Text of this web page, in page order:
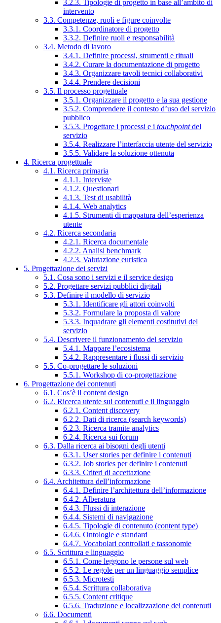
3.2.3. Tipologie di progetto in base all’ambito di
intervento
3.3. Competenze, ruoli e figure coinvolte
3.3.1. Coordinatore di progetto
3.3.2. Definire ruoli e responsabilità
3.4. Metodo di lavoro
3.4.1. Definire processi, strumenti e rituali
3.4.2. Curare la documentazione di progetto
3.4.3. Organizzare tavoli tecnici collaborativi
3.4.4. Prendere decisioni
3.5. Il processo progettuale
3.5.1. Organizzare il progetto e la sua gestione
3.5.2. Comprendere il contesto d’uso del servizio
pubblico
3.5.3. Progettare i processi e i touchpointdel
servizio
3.5.4. Realizzare l’interfaccia utente del servizio
3.5.5. Validare la soluzione ottenuta
4. Ricerca progettuale
4.1. Ricerca primaria
4.1.1. Interviste
4.1.2. Questionari
4.1.3. Test di usabilità
4.1.4. Web analytics
4.1.5. Strumenti di mappatura dell’esperienza
utente
4.2. Ricerca secondaria
4.2.1. Ricerca documentale
4.2.2. Analisi benchmark
4.2.3. Valutazione euristica
5. Progettazione dei servizi
5.1. Cosa sono i servizi e il service design
5.2. Progettare servizi pubblici digitali
5.3. Definire il modello di servizio
5.3.1. Identificare gli attori coinvolti
5.3.2. Formulare la proposta di valore
5.3.3. Inquadrare gli elementi costitutivi del
servizio
5.4. Descrivere il funzionamento del servizio
5.4.1. Mappare l’ecosistema
5.4.2. Rappresentare i flussi di servizio
5.5. Co-progettare le soluzioni
5.5.1. Workshop di co-progettazione
6. Progettazione dei contenuti
6.1. Cos’è il content design
6.2. Ricerca utente sui contenuti e il linguaggio
6.2.1. Content discovery
6.2.2. Dati di ricerca (search keywords)
6.2.3. Ricerca tramite analytics
6.2.4. Ricerca sui forum
6.3. Dalla ricerca ai bisogni degli utenti
6.3.1. User stories per definire i contenuti
6.3.2. Job stories per definire i contenuti
6.3.3. Criteri di accettazione
6.4. Architettura dell’informazione
6.4.1. Definire l’architettura dell’informazione
6.4.2. Alberatura
6.4.3. Flussi di interazione
6.4.4. Sistemi di navigazione
6.4.5. Tipologie di contenuto (content type)
6.4.6. Ontologie e standard
6.4.7. Vocabolari controllati e tassonomie
6.5. Scrittura e linguaggio
6.5.1. Come leggono le persone sul web
6.5.2. Le regole per un linguaggio semplice
6.5.3. Microtesti
6.5.4. Scrittura collaborativa
6.5.5. Content critique
6.5.6. Traduzione e localizzazione dei contenuti
6.6. Documenti